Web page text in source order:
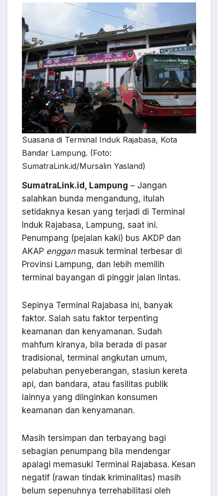
Suasana di Terminal Induk Rajabasa, Kota
Bandar Lampung. (Foto:
SumatraLink.id/Mursalin Yasland)
SumatraLink.id, Lampung – Jangan
salahkan bunda mengandung, itulah
setidaknya kesan yang terjadi di Terminal
Induk Rajabasa, Lampung, saat ini.
Penumpang (pejalan kaki) bus AKDP dan
AKAP engganmasuk terminal terbesar di
Provinsi Lampung, dan lebih memilih
terminal bayangan di pinggir jalan lintas.
Sepinya Terminal Rajabasa ini, banyak
faktor. Salah satu faktor terpenting
keamanan dan kenyamanan. Sudah
mahfum kiranya, bila berada di pasar
tradisional, terminal angkutan umum,
pelabuhan penyeberangan, stasiun kereta
api, dan bandara, atau fasilitas publik
lainnya yang diinginkan konsumen
keamanan dan kenyamanan.
Masih tersimpan dan terbayang bagi
sebagian penumpang bila mendengar
apalagi memasuki Terminal Rajabasa. Kesan
negatif (rawan tindak kriminalitas) masih
belum sepenuhnya terrehabilitasi oleh